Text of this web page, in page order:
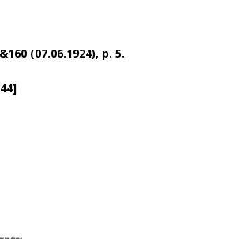
(07.06.1924), p. 5.